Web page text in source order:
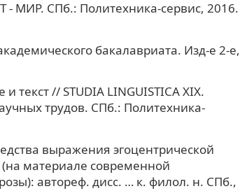
МИР. СПб.: Политехника-сервис, 2016.
бакалавриата. Изд-е 2-е,
// STUDIA LINGUISTICA XIX.
трудов. СПб.: Политехника-
выражения эгоцентрической
(на материале современной
автореф. дисс. … к. филол. н. СПб.,